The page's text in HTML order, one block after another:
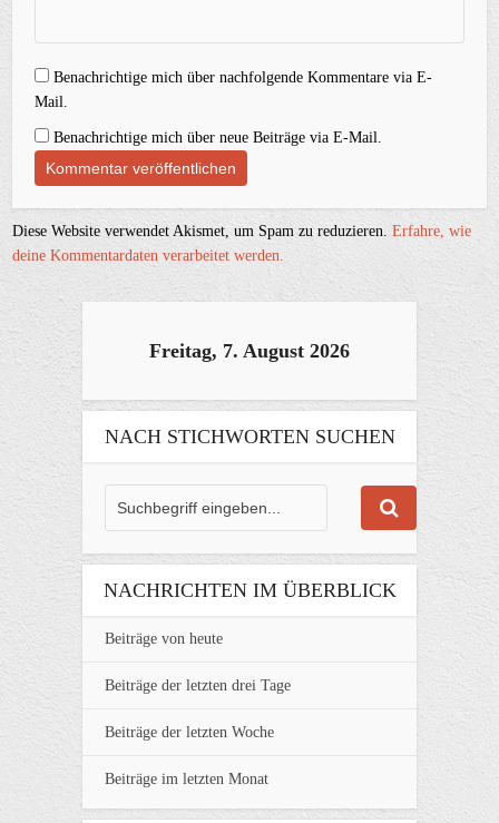
Benachrichtige mich über nachfolgende Kommentare via E-
Mail.
Benachrichtige mich über neue Beiträge via E-Mail.
Diese Website verwendet Akismet, um Spam zu reduzieren.Erfahre, wie
deine Kommentardaten verarbeitet werden.
Freitag, 7. August 2026
NACH STICHWORTEN SUCHEN
NACHRICHTEN IM ÜBERBLICK
Beiträge von heute
Beiträge der letzten drei Tage
Beiträge der letzten Woche
Beiträge im letzten Monat